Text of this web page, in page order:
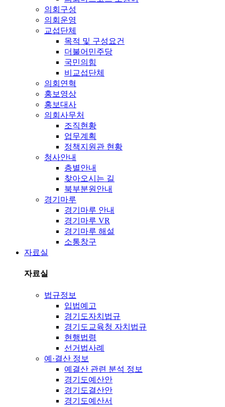
의회구성
의회운영
교섭단체
목적 및 구성요건
더불어민주당
국민의힘
비교섭단체
의회연혁
홍보영상
홍보대사
의회사무처
조직현황
업무계획
정책지원관 현황
청사안내
층별안내
찾아오시는 길
북부분원안내
경기마루
경기마루 안내
경기마루 VR
경기마루 해설
소통창구
자료실
자료실
법규정보
입법예고
경기도자치법규
경기도교육청 자치법규
현행법령
선거법사례
예·결산 정보
예결산 관련 분석 정보
경기도예산안
경기도결산안
경기도예산서